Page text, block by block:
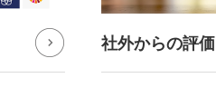
社外からの評価